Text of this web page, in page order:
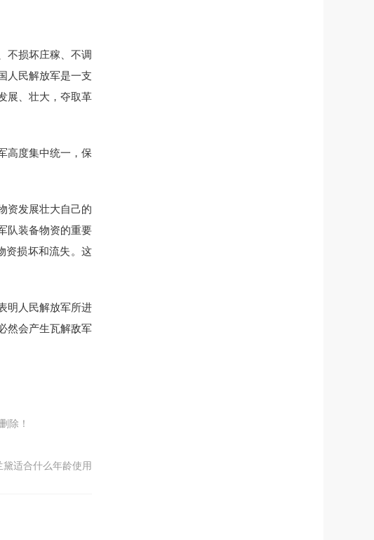
不损坏庄稼、不调
人民解放军是一支
展、壮大，夺取革
高度集中统一，保
资发展壮大自己的
队装备物资的重要
资损坏和流失。这
明人民解放军所进
然会产生瓦解敌军
除！
黛适合什么年龄使用